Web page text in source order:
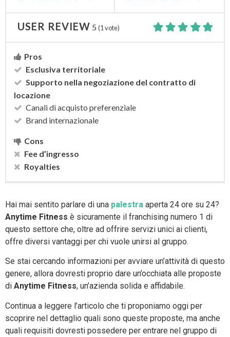
USER REVIEW 5 (1 vote)
Pros
Esclusiva territoriale
Supporto nella negoziazione del contratto di
locazione
Canali di acquisto preferenziale
Brand internazionale
Cons
Fee d’ingresso
Royalties
Hai mai sentito parlare di una palestra aperta 24 ore su 24?
Anytime Fitness è sicuramente il franchising numero 1 di
questo settore che, oltre ad offrire servizi unici ai clienti,
offre diversi vantaggi per chi vuole unirsi al gruppo.
Se stai cercando informazioni per avviare un’attività di questo
genere, allora dovresti proprio dare un’occhiata alle proposte
di Anytime Fitness, un’azienda solida e affidabile.
Continua a leggere l’articolo che ti proponiamo oggi per
scoprire nel dettaglio quali sono queste proposte, ma anche
quali requisiti dovresti possedere per entrare nel gruppo di